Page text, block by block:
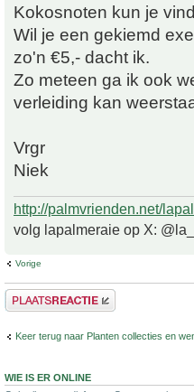
Kokosnoten kun je
Wil je een gekiemd
zo'n €5,- dacht ik.
Zo meteen ga ik ook
verleiding kan
Vrgr
Niek
http://palmvrienden.net/
volg lapalmeraie op X:
Vorige
Plaats een reactie
Keer terug naar Planten collecties en
WIE IS ER ONLINE